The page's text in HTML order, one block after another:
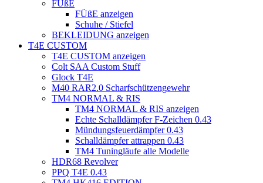
FÜßE
FÜßE anzeigen
Schuhe / Stiefel
BEKLEIDUNG anzeigen
T4E CUSTOM
T4E CUSTOM anzeigen
Colt SAA Custom Stuff
Glock T4E
M40 RAR2.0 Scharfschützengewehr
TM4 NORMAL & RIS
TM4 NORMAL & RIS anzeigen
Echte Schalldämpfer F-Zeichen 0.43
Mündungsfeuerdämpfer 0.43
Schalldämpfer attrappen 0.43
TM4 Tuningläufe alle Modelle
HDR68 Revolver
PPQ T4E 0.43